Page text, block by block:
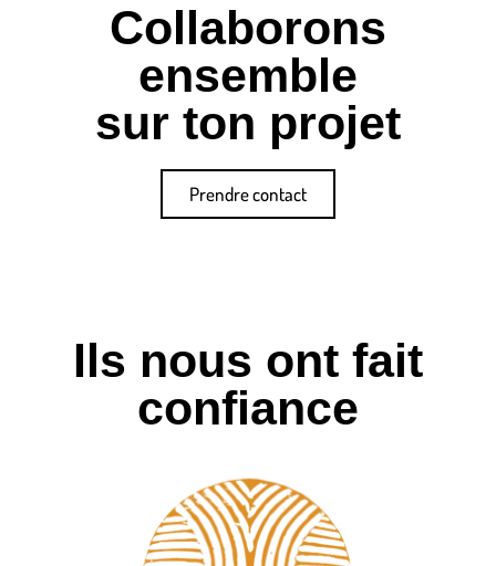
Collaborons
ensemble
sur ton projet
Prendre contact
Ils nous ont fait
confiance